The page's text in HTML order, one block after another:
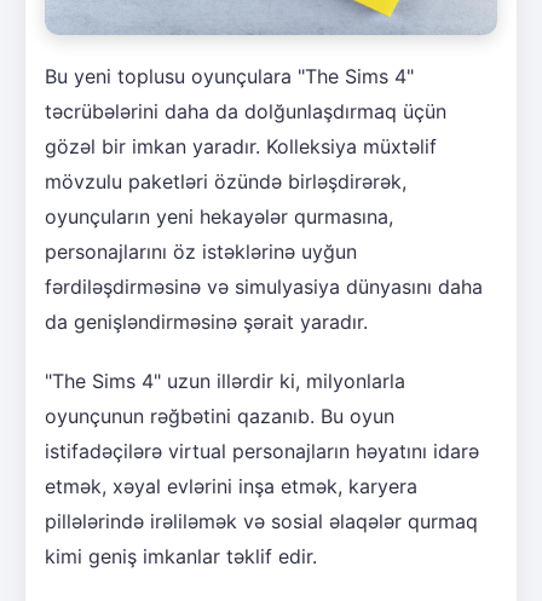
Bu yeni toplusu oyunçulara "The Sims 4"
təcrübələrini daha da dolğunlaşdırmaq üçün
gözəl bir imkan yaradır. Kolleksiya müxtəlif
mövzulu paketləri özündə birləşdirərək,
oyunçuların yeni hekayələr qurmasına,
personajlarını öz istəklərinə uyğun
fərdiləşdirməsinə və simulyasiya dünyasını daha
da genişləndirməsinə şərait yaradır.
"The Sims 4" uzun illərdir ki, milyonlarla
oyunçunun rəğbətini qazanıb. Bu oyun
istifadəçilərə virtual personajların həyatını idarə
etmək, xəyal evlərini inşa etmək, karyera
pillələrində irəliləmək və sosial əlaqələr qurmaq
kimi geniş imkanlar təklif edir.